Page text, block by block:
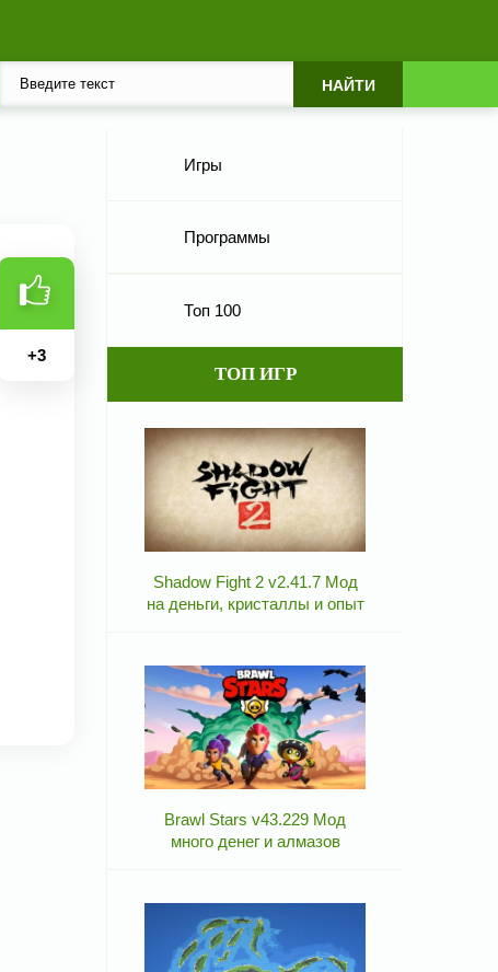
+3
Игры
Программы
Топ 100
ТОП ИГР
Shadow Fight 2 v2.41.7 Мод
на деньги, кристаллы и опыт
Brawl Stars v43.229 Мод
много денег и алмазов